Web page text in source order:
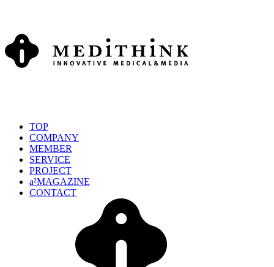
TOP
COMPANY
MEMBER
SERVICE
PROJECT
a²MAGAZINE
CONTACT